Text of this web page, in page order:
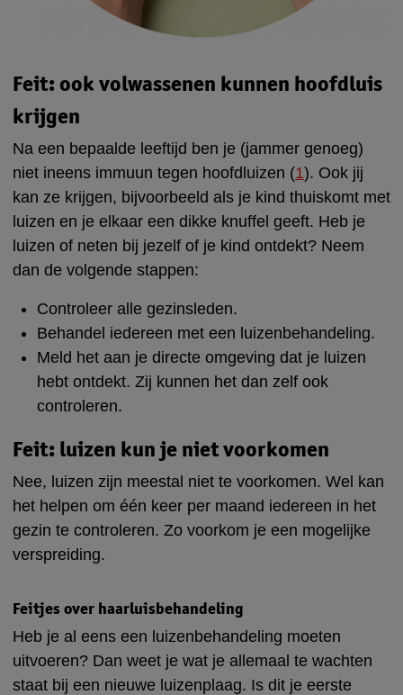
Feit: ook volwassenen kunnen hoofdluis
krijgen
Na een bepaalde leeftijd ben je (jammer genoeg)
niet ineens immuun tegen hoofdluizen (1). Ook jij
kan ze krijgen, bijvoorbeeld als je kind thuiskomt met
luizen en je elkaar een dikke knuffel geeft. Heb je
luizen of neten bij jezelf of je kind ontdekt? Neem
dan de volgende stappen:
Controleer alle gezinsleden.
Behandel iedereen met een luizenbehandeling.
Meld het aan je directe omgeving dat je luizen
hebt ontdekt. Zij kunnen het dan zelf ook
controleren.
Feit: luizen kun je niet voorkomen
Nee, luizen zijn meestal niet te voorkomen. Wel kan
het helpen om één keer per maand iedereen in het
gezin te controleren. Zo voorkom je een mogelijke
verspreiding.
Feitjes over haarluisbehandeling
Heb je al eens een luizenbehandeling moeten
uitvoeren? Dan weet je wat je allemaal te wachten
staat bij een nieuwe luizenplaag. Is dit je eerste